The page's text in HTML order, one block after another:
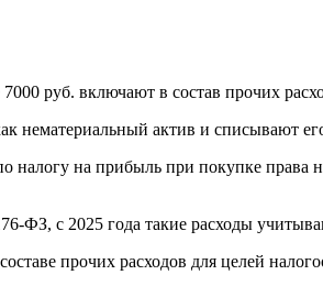
руб. включают в состав прочих
нематериальный актив и списывают
на прибыль при покупке
ФЗ, с 2025 года такие расходы
прочих расходов для целей